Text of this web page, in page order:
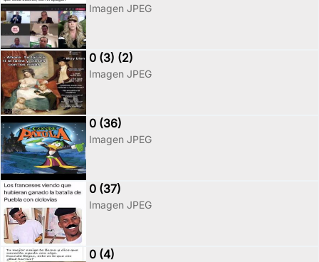
Imagen JPEG
0 (3) (2)
Imagen JPEG
0 (36)
Imagen JPEG
0 (37)
Imagen JPEG
0 (4)